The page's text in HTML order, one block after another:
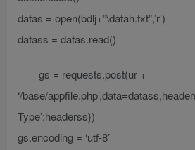
datas = open(bdlj+”\datah.txt”,’r’)
datass = datas.read()
gs = requests.post(ur +
‘/base/
Type’:headerss})
gs.encoding = ‘utf-8’